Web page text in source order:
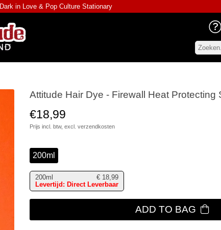
Dark in Love & Pop Culture Stationary
Attitude Hair Dye - Firewall Heat Protecting
€18,99
Prijs incl. btw, excl. verzendkosten
200ml
200ml € 18,99
Levertijd: Direct Leverbaar
ADD TO BAG